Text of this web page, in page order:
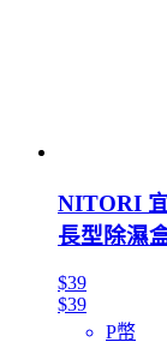
NITORI
長型除濕
$39
$39
P幣